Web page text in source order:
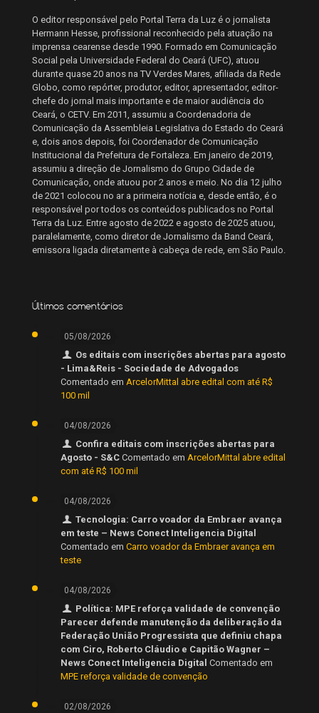
O editor responsável pelo Portal Terra da Luz é o jornalista
Hermann Hesse, profissional reconhecido pela atuação na
imprensa cearense desde 1990. Formado em Comunicação
Social pela Universidade Federal do Ceará (UFC), atuou
durante quase 20 anos na TV Verdes Mares, afiliada da Rede
Globo, como repórter, produtor, editor, apresentador, editor-
chefe do jornal mais importante e de maior audiência do
Ceará, o CETV. Em 2011, assumiu a Coordenadoria de
Comunicação da Assembleia Legislativa do Estado do Ceará
e, dois anos depois, foi Coordenador de Comunicação
Institucional da Prefeitura de Fortaleza. Em janeiro de 2019,
assumiu a direção de Jornalismo do Grupo Cidade de
Comunicação, onde atuou por 2 anos e meio. No dia 12 julho
de 2021 colocou no ar a primeira notícia e, desde então, é o
responsável por todos os conteúdos publicados no Portal
Terra da Luz. Entre agosto de 2022 e agosto de 2025 atuou,
paralelamente, como diretor de Jornalismo da Band Ceará,
emissora ligada diretamente à cabeça de rede, em São Paulo.
Últimos comentários
05/08/2026
Os editais com inscrições abertas para agosto
- Lima&Reis - Sociedade de Advogados
Comentado em ArcelorMittal abre edital com até R$
100 mil
04/08/2026
Confira editais com inscrições abertas para
Agosto - S&C Comentado em ArcelorMittal abre edital
com até R$ 100 mil
04/08/2026
Tecnologia: Carro voador da Embraer avança
em teste – News Conect Inteligencia Digital
Comentado em Carro voador da Embraer avança em
teste
04/08/2026
Política: MPE reforça validade de convenção
Parecer defende manutenção da deliberação da
Federação União Progressista que definiu chapa
com Ciro, Roberto Cláudio e Capitão Wagner –
News Conect Inteligencia Digital Comentado em
MPE reforça validade de convenção
02/08/2026